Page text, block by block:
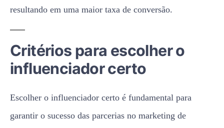
resultando em uma maior taxa de conversão.
Critérios para escolher o
influenciador certo
Escolher o influenciador certo é fundamental para
garantir o sucesso das parcerias no marketing de